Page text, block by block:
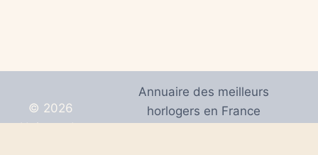
© 2026
Univers de
Annuaire des meilleurs
horlogers en France